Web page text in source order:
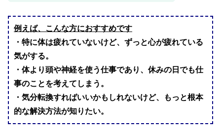
例えば、こんな方におすすめです
・特に体は疲れていないけど、ずっと心が疲れている
気がする。
・体より頭や神経を使う仕事であり、休みの日でも仕
事のことを考えてしまう。
・気分転換すればいいかもしれないけど、もっと根本
的な解決方法が知りたい。